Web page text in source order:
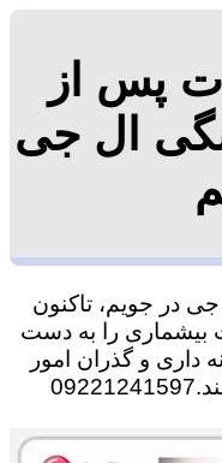
پس از
ال جی
در جویم، تاکنون
بیشماری را به دست
داری و گذران امور
زندگی، کمک های فراوانی ارائه کنند.09221241597